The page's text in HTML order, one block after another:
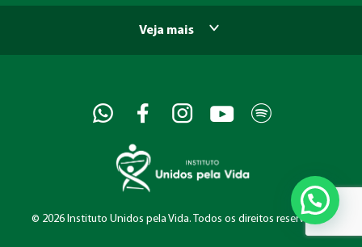
Veja mais
© 2026 Instituto Unidos pela Vida. Todos os direitos reservados.